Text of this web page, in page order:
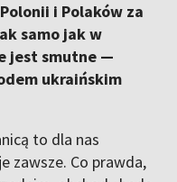
i Polaków za
samo jak w
jest smutne —
ukraińskim
to dla nas
zawsze. Co prawda,